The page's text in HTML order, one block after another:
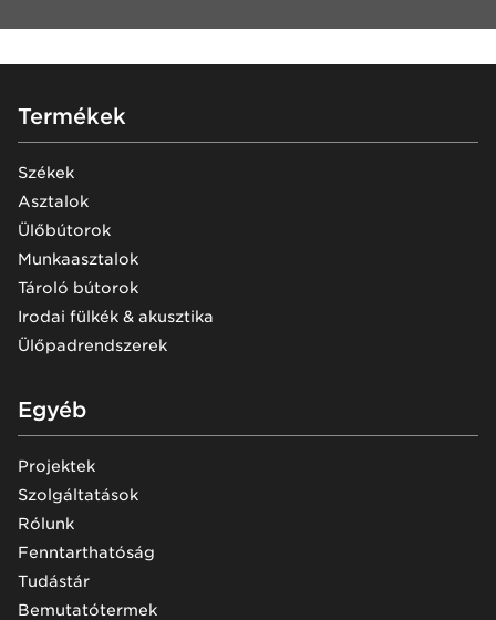
Footer
Termékek
Székek
Asztalok
Ülőbútorok
Munkaasztalok
Tároló bútorok
Irodai fülkék & akusztika
Ülőpadrendszerek
Egyéb
Projektek
Szolgáltatások
Rólunk
Fenntarthatóság
Tudástár
Bemutatótermek